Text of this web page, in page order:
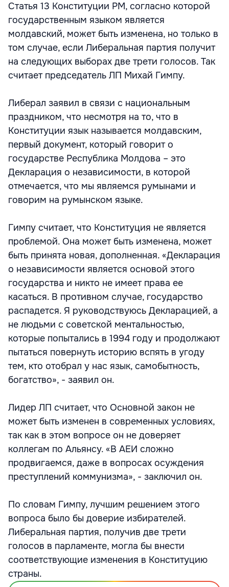
Статья 13 Конституции РМ, согласно которой
государственным языком является
молдавский, может быть изменена, но только в
том случае, если Либеральная партия получит
на следующих выборах две трети голосов. Так
считает председатель ЛП Михай Гимпу.
Либерал заявил в связи с национальным
праздником, что несмотря на то, что в
Конституции язык называется молдавским,
первый документ, который говорит о
государстве Республика Молдова – это
Декларация о независимости, в которой
отмечается, что мы являемся румынами и
говорим на румынском языке.
Гимпу считает, что Конституция не является
проблемой. Она может быть изменена, может
быть принята новая, дополненная. «Декларация
о независимости является основой этого
государства и никто не имеет права ее
касаться. В противном случае, государство
распадется. Я руководствуюсь Декларацией, а
не людьми с советской ментальностью,
которые попытались в 1994 году и продолжают
пытаться повернуть историю вспять в угоду
тем, кто отобрал у нас язык, самобытность,
богатство», - заявил он.
Лидер ЛП считает, что Основной закон не
может быть изменен в современных условиях,
так как в этом вопросе он не доверяет
коллегам по Альянсу. «В АЕИ сложно
продвигаемся, даже в вопросах осуждения
преступлений коммунизма», - заключил он.
По словам Гимпу, лучшим решением этого
вопроса было бы доверие избирателей.
Либеральная партия, получив две трети
голосов в парламенте, могла бы внести
соответствующие изменения в Конституцию
страны.